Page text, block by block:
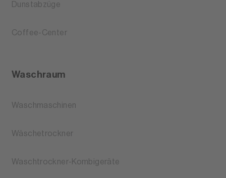
Dunstabzüge
Coffee-Center
Waschraum
Waschmaschinen
Wäschetrockner
Waschtrockner-Kombigeräte